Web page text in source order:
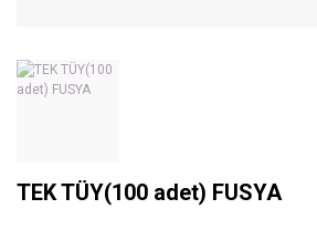
TEK TÜY(100 adet) FUSYA